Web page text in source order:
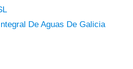
De Aguas De Galicia